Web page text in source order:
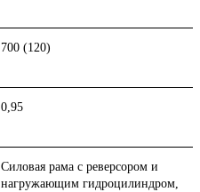
700 (120)
0,95
Cиловая рама с реверсором и
нагружающим гидроцилиндром,